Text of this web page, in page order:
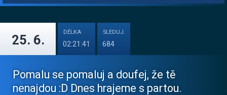
25. 6.
DÉLKA
02:21:41
SLEDUJ.
684
Pomalu se pomaluj a doufej, že tě
nenajdou :D Dnes hrajeme s partou.